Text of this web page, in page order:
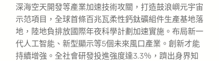
深海空天開發等產業加速技術攻關，打造鼓浪嶼元宇宙
示范項目，全球首條百兆瓦柔性鈣鈦礦組件生產基地落
地，陸地負排放國際年夜科學計劃加速實施。布局新一
代人工智能、新型顯示等5個未來風口產業。創新才能
持續增強。全社會研發投進強度達3.3％，躋出身界知